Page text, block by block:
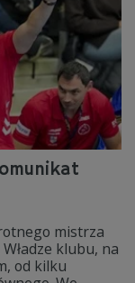
mistrza
klubu, na
od kilku